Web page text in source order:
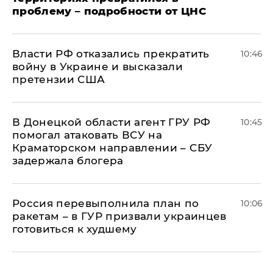
проблему – подробности от ЦНС
Власти РФ отказались прекратить
войну в Украине и высказали
претензии США
10:46
В Донецкой области агент ГРУ РФ
помогал атаковать ВСУ на
Краматорском направлении – СБУ
задержала блогера
10:45
Россия перевыполнила план по
ракетам – в ГУР призвали украинцев
готовиться к худшему
10:06